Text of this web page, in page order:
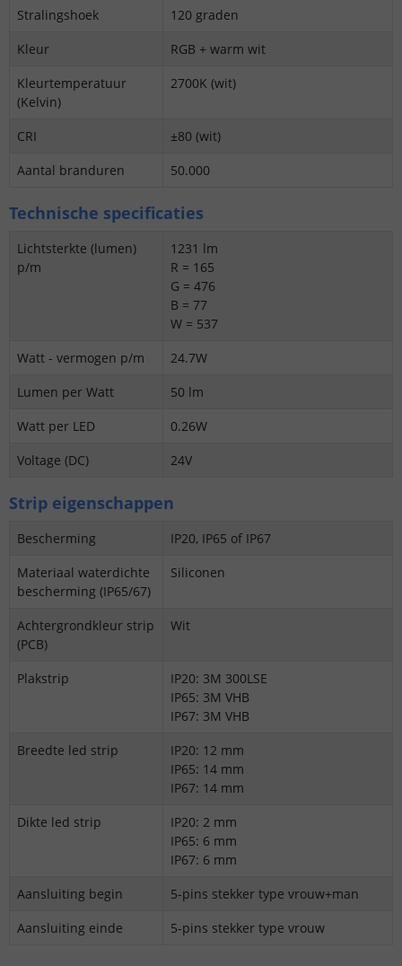
Stralingshoek
120 graden
Kleur
RGB + warm wit
Kleurtemperatuur
(Kelvin)
2700K (wit)
CRI
±80 (wit)
Aantal branduren
50.000
Technische specificaties
Lichtsterkte (lumen)
p/m
1231 lm
R = 165
G = 476
B = 77
W = 537
Watt - vermogen p/m
24.7W
Lumen per Watt
50 lm
Watt per LED
0.26W
Voltage (DC)
24V
Strip eigenschappen
Bescherming
IP20, IP65 of IP67
Materiaal waterdichte
bescherming (IP65/67)
Siliconen
Achtergrondkleur strip
(PCB)
Wit
Plakstrip
IP20: 3M 300LSE
IP65: 3M VHB
IP67: 3M VHB
Breedte led strip
IP20: 12 mm
IP65: 14 mm
IP67: 14 mm
Dikte led strip
IP20: 2 mm
IP65: 6 mm
IP67: 6 mm
Aansluiting begin
5-pins stekker type vrouw+man
Aansluiting einde
5-pins stekker type vrouw